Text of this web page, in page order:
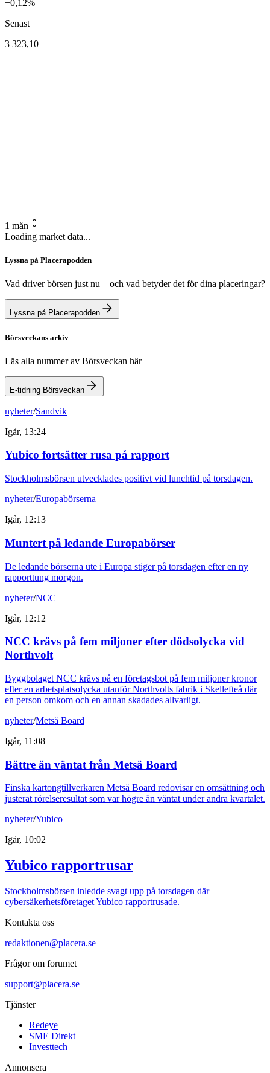
−0,12%
Senast
3 323,10
1 mån
Loading market data...
Lyssna på Placerapodden
Vad driver börsen just nu – och vad betyder det för dina placeringar?
Lyssna på Placerapodden
Börsveckans arkiv
Läs alla nummer av Börsveckan här
E-tidning Börsveckan
nyheter/Sandvik
Igår, 13:24
Yubico fortsätter rusa på rapport
Stockholmsbörsen utvecklades positivt vid lunchtid på torsdagen.
nyheter/Europabörserna
Igår, 12:13
Muntert på ledande Europabörser
De ledande börserna ute i Europa stiger på torsdagen efter en ny
rapporttung morgon.
nyheter/NCC
Igår, 12:12
NCC krävs på fem miljoner efter dödsolycka vid
Northvolt
Byggbolaget NCC krävs på en företagsbot på fem miljoner kronor
efter en arbetsplatsolycka utanför Northvolts fabrik i Skellefteå där
en person omkom och en annan skadades allvarligt.
nyheter/Metsä Board
Igår, 11:08
Bättre än väntat från Metsä Board
Finska kartongtillverkaren Metsä Board redovisar en omsättning och
justerat rörelseresultat som var högre än väntat under andra kvartalet.
nyheter/Yubico
Igår, 10:02
Yubico rapportrusar
Stockholmsbörsen inledde svagt upp på torsdagen där
cybersäkerhetsföretaget Yubico rapportrusade.
Kontakta oss
redaktionen@placera.se
Frågor om forumet
support@placera.se
Tjänster
Redeye
SME Direkt
Investtech
Annonsera